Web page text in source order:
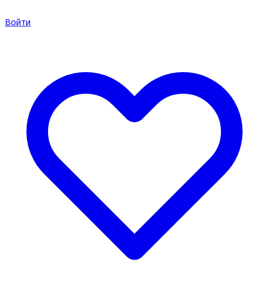
Войти